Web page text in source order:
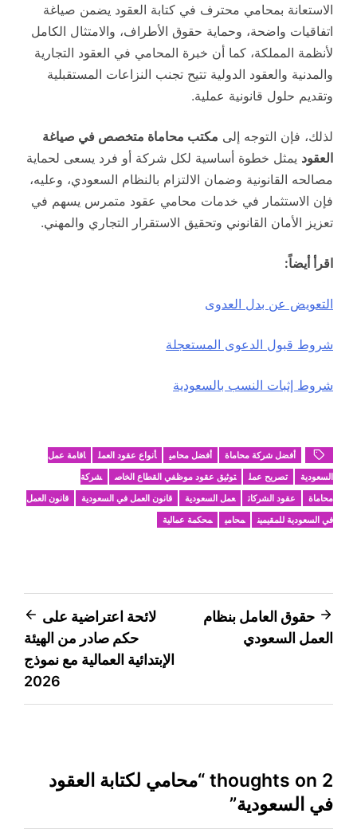
الاستعانة بمحامي محترف في كتابة العقود يضمن صياغة
اتفاقيات واضحة، وحماية حقوق الأطراف، والامتثال الكامل
لأنظمة المملكة، كما أن خبرة المحامي في العقود التجارية
والمدنية والعقود الدولية تتيح تجنب النزاعات المستقبلية
وتقديم حلول قانونية عملية.
لذلك، فإن التوجه إلى مكتب محاماة متخصص في صياغة
العقود يمثل خطوة أساسية لكل شركة أو فرد يسعى لحماية
مصالحه القانونية وضمان الالتزام بالنظام السعودي، وعليه،
فإن الاستثمار في خدمات محامي عقود متمرس يسهم في
تعزيز الأمان القانوني وتحقيق الاستقرار التجاري والمهني.
اقرأ أيضاً:
التعويض عن بدل العدوى
شروط قبول الدعوى المستعجلة
شروط إثبات النسب بالسعودية
أفضل شركة محاماة أفضل محامي أنواع عقود العمل
اقامة عمل
السعودية
تصريح عمل توثيق عقود موظفي القطاع الخاص
شركة
محاماة
عقود الشركات عمل السعودية قانون العمل في السعودية
قانون العمل
في السعودية للمقيمين
محامي محكمة عمالية
تصفّح
المقالات
حقوق العامل بنظام
العمل السعودي
لائحة اعتراضية على
حكم صادر من الهيئة
الإبتدائية العمالية مع نموذج
2026
2 thoughts on “
محامي لكتابة العقود
في السعودية”